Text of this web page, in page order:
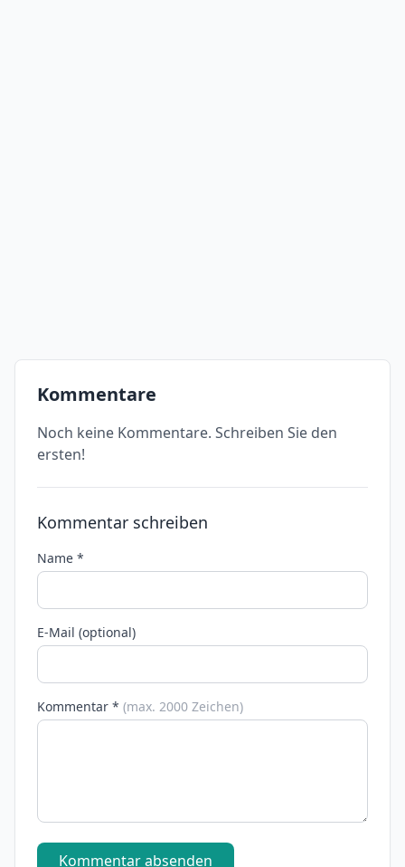
Kommentare
Noch keine Kommentare. Schreiben Sie den
ersten!
Kommentar schreiben
Name *
E-Mail (optional)
Kommentar * (max. 2000 Zeichen)
Kommentar absenden